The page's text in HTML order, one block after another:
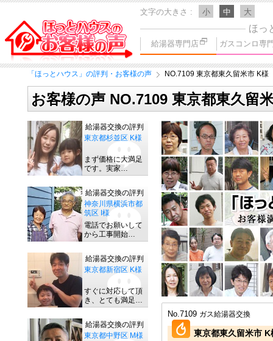
文字の大きさ 小 中 大
ほっ
給湯器専門店 ガスコンロ専
「ほっとハウス」の評判・お客様の声 NO.7109 東京都東久留米市 K様
お客様の声 NO.7109 東京都東久留
No.7109 ガス給湯器交換
東京都東久留米市 K
給湯器交換の評判
東京都杉並区 K様
まず価格に大満足
です。実家…
給湯器交換の評判
神奈川県横浜市都
筑区 I様
電話でお願いして
から工事開始…
給湯器交換の評判
東京都新宿区 K様
すぐに対応して頂
き、とても満足…
給湯器交換の評判
東京都中野区 M様